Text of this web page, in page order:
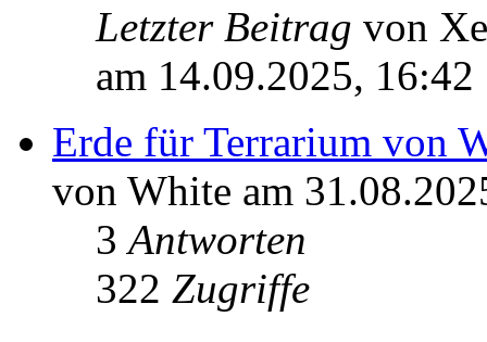
Letzter Beitrag von
am 14.09.2025, 16:42
Erde für Terrarium von
von White am
3Antworten
322 Zugriffe